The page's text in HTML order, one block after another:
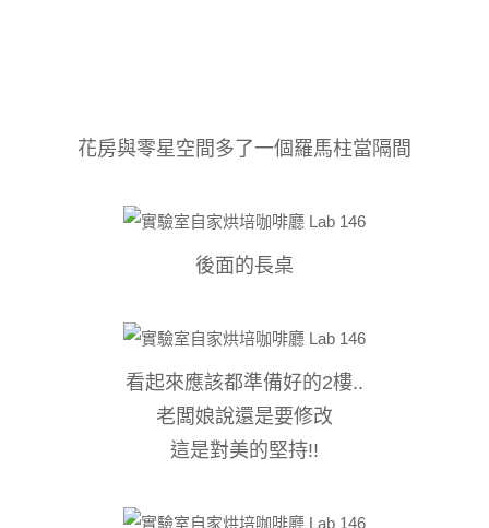
花房與零星空間多了一個羅馬柱當隔間
後面的長桌
看起來應該都準備好的2樓..
老闆娘說還是要修改
這是對美的堅持!!